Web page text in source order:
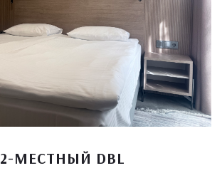
2-МЕСТНЫЙ DBL